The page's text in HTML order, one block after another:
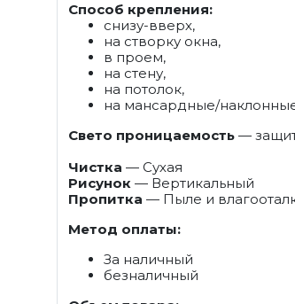
Способ крепления:
снизу-вверх,
на створку окна,
в проем,
на стену,
на потолок,
на мансардные/
Свето проницаемость —
Чистка — Сухая
Рисунок — Вертикальный
Пропитка — Пыле и
Метод оплаты:
За наличный
безналичный